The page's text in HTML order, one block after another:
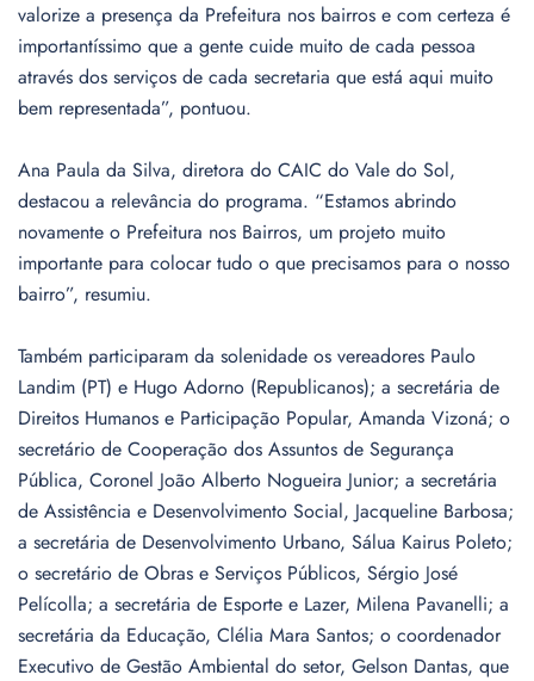
valorize a presença da Prefeitura nos bairros e com certeza é
importantíssimo que a gente cuide muito de cada pessoa
através dos serviços de cada secretaria que está aqui muito
bem representada”, pontuou.
Ana Paula da Silva, diretora do CAIC do Vale do Sol,
destacou a relevância do programa. “Estamos abrindo
novamente o Prefeitura nos Bairros, um projeto muito
importante para colocar tudo o que precisamos para o nosso
bairro”, resumiu.
Também participaram da solenidade os vereadores Paulo
Landim (PT) e Hugo Adorno (Republicanos); a secretária de
Direitos Humanos e Participação Popular, Amanda Vizoná; o
secretário de Cooperação dos Assuntos de Segurança
Pública, Coronel João Alberto Nogueira Junior; a secretária
de Assistência e Desenvolvimento Social, Jacqueline Barbosa;
a secretária de Desenvolvimento Urbano, Sálua Kairus Poleto;
o secretário de Obras e Serviços Públicos, Sérgio José
Pelícolla; a secretária de Esporte e Lazer, Milena Pavanelli; a
secretária da Educação, Clélia Mara Santos; o coordenador
Executivo de Gestão Ambiental do setor, Gelson Dantas, que